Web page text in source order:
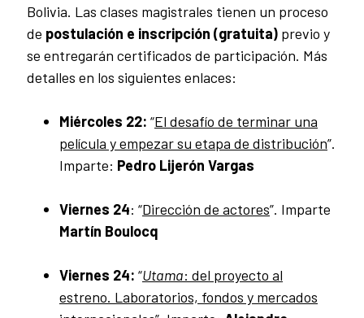
Bolivia. Las clases magistrales tienen un proceso
de postulación e inscripción (gratuita) previo y
se entregarán certificados de participación. Más
detalles en los siguientes enlaces:
Miércoles 22: “El desafío de terminar una
película y empezar su etapa de distribución”.
Imparte: Pedro Lijerón Vargas
Viernes 24: “Dirección de actores”. Imparte
Martín Boulocq
Viernes 24: “Utama: del proyecto al
estreno. Laboratorios, fondos y mercados